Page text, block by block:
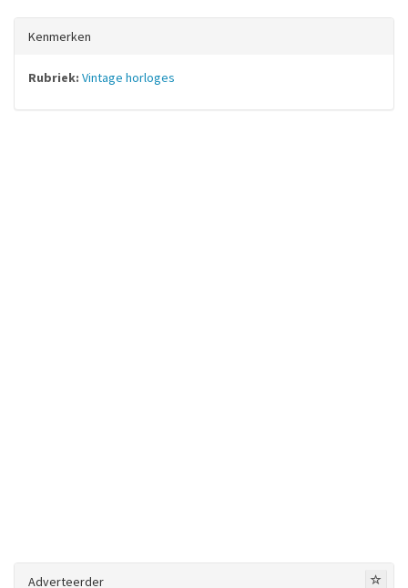
Kenmerken
Rubriek: Vintage horloges
Adverteerder